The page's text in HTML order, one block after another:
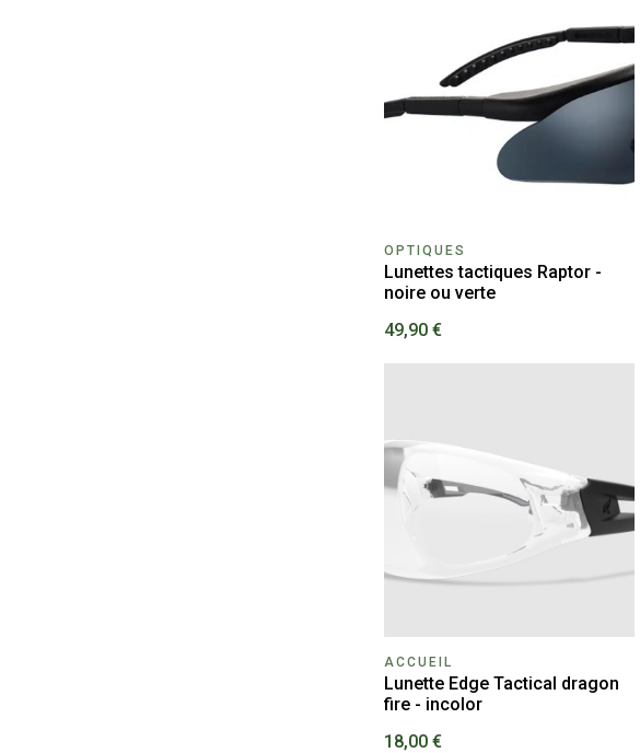
OPTIQUES
Lunettes tactiques Raptor -
noire ou verte
49,90 €
ACCUEIL
Lunette Edge Tactical dragon
fire - incolor
18,00 €